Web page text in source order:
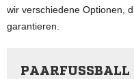
wir verschiedene Optionen,
garantieren.
PAARFUSSBALL